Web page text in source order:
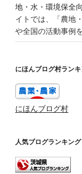
地・水・環境保全
イトでは、「農地
や全国の活動事例
にほんブログ村ラン
にほんブログ村
人気ブログランキング